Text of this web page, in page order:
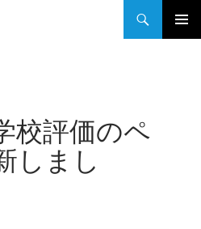
校評価のペ
しまし